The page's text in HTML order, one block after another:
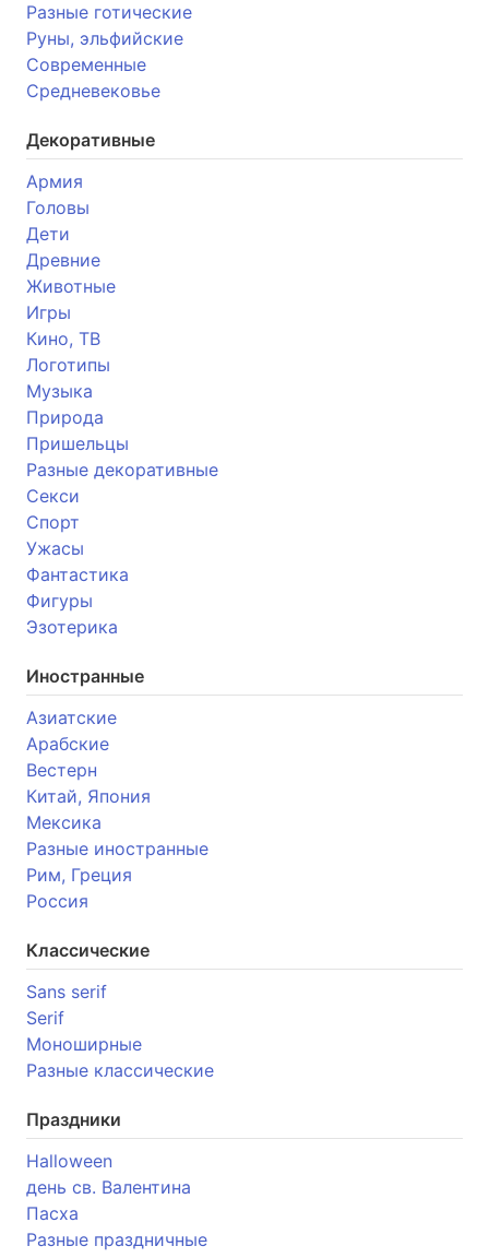
Разные готические
Руны, эльфийские
Современные
Средневековье
Декоративные
Армия
Головы
Дети
Древние
Животные
Игры
Кино, ТВ
Логотипы
Музыка
Природа
Пришельцы
Разные декоративные
Секси
Спорт
Ужасы
Фантастика
Фигуры
Эзотерика
Иностранные
Азиатские
Арабские
Вестерн
Китай, Япония
Мексика
Разные иностранные
Рим, Греция
Россия
Классические
Sans serif
Serif
Моноширные
Разные классические
Праздники
Halloween
день св. Валентина
Пасха
Разные праздничные